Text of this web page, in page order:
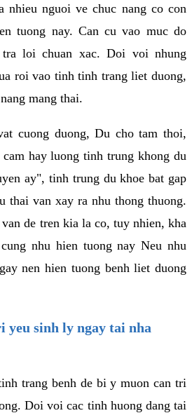
nhieu nguoi ve chuc nang co con
tuong nay. Can cu vao muc do
loi chuan xac. Doi voi nhung
roi vao tinh tinh trang liet duong,
mang thai.
cuong duong, Du cho tam thoi,
hay luong tinh trung khong du
ay", tinh trung du khoe bat gap
thai van xay ra nhu thong thuong.
de tren kia la co, tuy nhien, kha
nhu hien tuong nay Neu nhu
nen hien tuong benh liet duong
yeu sinh ly ngay tai nha
trang benh de bi y muon can tri
Doi voi cac tinh huong dang tai